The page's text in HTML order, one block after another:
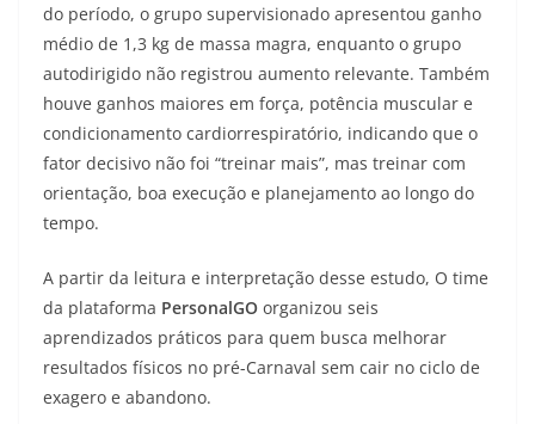
do período, o grupo supervisionado apresentou ganho
médio de 1,3 kg de massa magra, enquanto o grupo
autodirigido não registrou aumento relevante. Também
houve ganhos maiores em força, potência muscular e
condicionamento cardiorrespiratório, indicando que o
fator decisivo não foi “treinar mais”, mas treinar com
orientação, boa execução e planejamento ao longo do
tempo.
A partir da leitura e interpretação desse estudo, O time
da plataforma PersonalGO organizou seis
aprendizados práticos para quem busca melhorar
resultados físicos no pré-Carnaval sem cair no ciclo de
exagero e abandono.